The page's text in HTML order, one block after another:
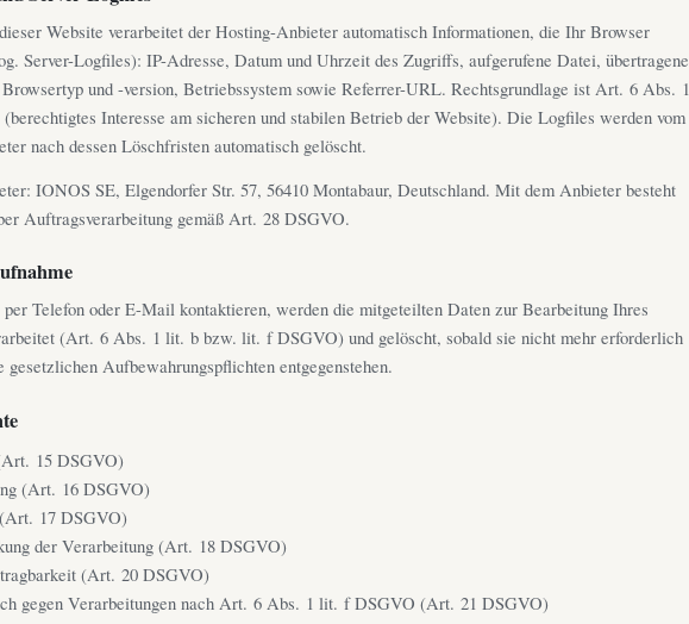
Website verarbeitet der Hosting-Anbieter automatisch Informationen, die Ihr Browser
Server-Logfiles): IP-Adresse, Datum und Uhrzeit des Zugriffs, aufgerufene Datei, übertragene
und -version, Betriebssystem sowie Referrer-URL. Rechtsgrundlage ist Art. 6 Abs. 1
Interesse am sicheren und stabilen Betrieb der Website). Die Logfiles werden vom
nach dessen Löschfristen automatisch gelöscht.
IONOS SE, Elgendorfer Str. 57, 56410 Montabaur, Deutschland. Mit dem Anbieter besteht
Auftragsverarbeitung gemäß Art. 28 DSGVO.
per Telefon oder E-Mail kontaktieren, werden die mitgeteilten Daten zur Bearbeitung Ihres
(Art. 6 Abs. 1 lit. b bzw. lit. f DSGVO) und gelöscht, sobald sie nicht mehr erforderlich
gesetzlichen Aufbewahrungspflichten entgegenstehen.
15 DSGVO)
(Art. 16 DSGVO)
17 DSGVO)
der Verarbeitung (Art. 18 DSGVO)
(Art. 20 DSGVO)
gegen Verarbeitungen nach Art. 6 Abs. 1 lit. f DSGVO (Art. 21 DSGVO)